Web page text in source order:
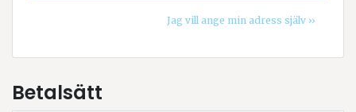
Jag vill ange min adress själv ››
Betalsätt